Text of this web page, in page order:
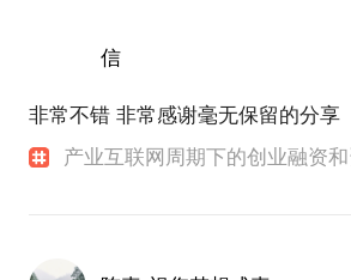
信
非常不错 非常感谢毫无保留的分享
产业互联网周期下的创业融资